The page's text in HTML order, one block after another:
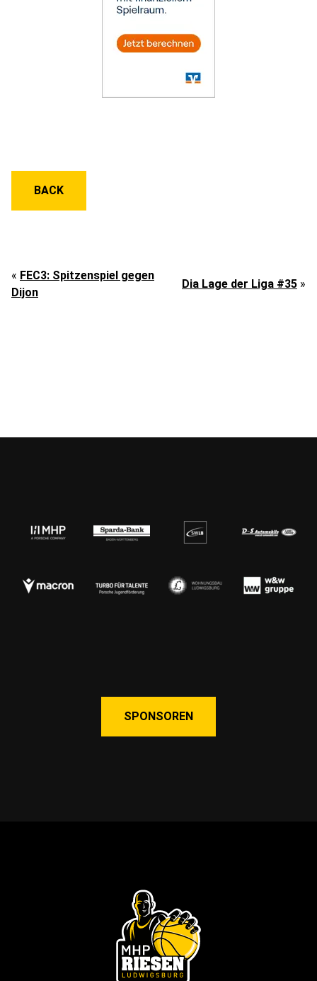
BACK
« FEC3: Spitzenspiel gegen
Dijon
Dia Lage der Liga #35 »
SPONSOREN